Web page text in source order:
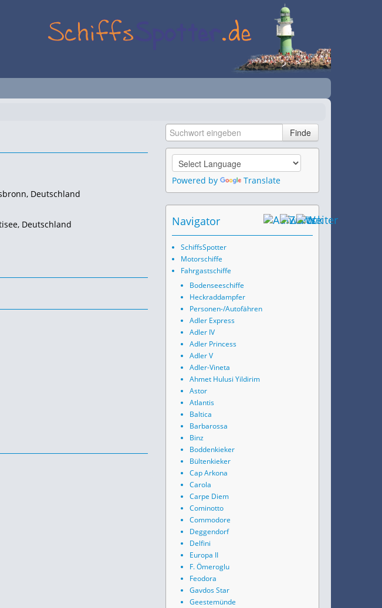
Deutschland
Deutschland
Powered by Translate
Navigator
SchiffsSpotter
Motorschiffe
Fahrgastschiffe
Bodenseeschiffe
Heckraddampfer
Personen-/Autofähren
Adler Express
Adler IV
Adler Princess
Adler V
Adler-Vineta
Ahmet Hulusi Yildirim
Astor
Atlantis
Baltica
Barbarossa
Binz
Boddenkieker
Bültenkieker
Cap Arkona
Carola
Carpe Diem
Cominotto
Commodore
Deggendorf
Delfini
Europa II
F. Ömeroglu
Feodora
Gavdos Star
Geestemünde